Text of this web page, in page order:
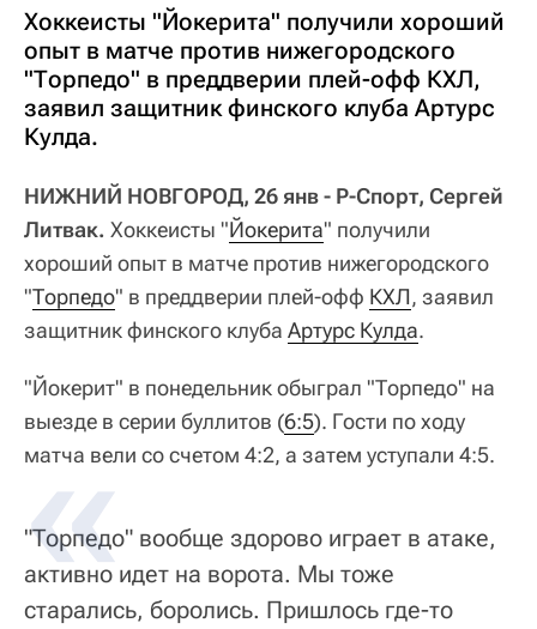
Хоккеисты "Йокерита" получили хороший
опыт в матче против нижегородского
"Торпедо" в преддверии плей-офф КХЛ,
заявил защитник финского клуба Артурс
Кулда.
НИЖНИЙ НОВГОРОД, 26 янв - Р-Спорт, Сергей
Литвак. Хоккеисты "Йокерита" получили
хороший опыт в матче против нижегородского
"Торпедо" в преддверии плей-офф КХЛ, заявил
защитник финского клуба Артурс Кулда.
"Йокерит" в понедельник обыграл "Торпедо" на
выезде в серии буллитов (6:5). Гости по ходу
матча вели со счетом 4:2, а затем уступали 4:5.
"Торпедо" вообще здорово играет в атаке,
активно идет на ворота. Мы тоже
старались, боролись. Пришлось где-то